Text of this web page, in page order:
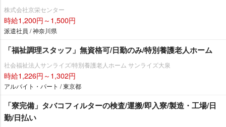
株式会社京栄センター
時給1,200円～1,500円
派遣社員 / 神奈川県
「福祉調理スタッフ」無資格可/日勤のみ/特別養護老人ホーム
社会福祉法人サンライズ/特別養護老人ホーム サンライズ大泉
時給1,226円～1,302円
アルバイト・パート / 東京都
「寮完備」タバコフィルターの検査/運搬/即入寮/製造・工場/日
勤/日払い